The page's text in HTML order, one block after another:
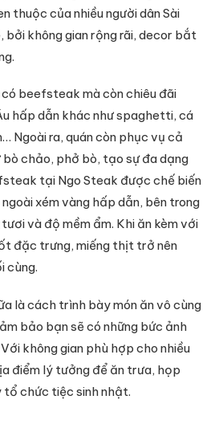
thuộc của nhiều người dân Sài
bởi không gian rộng rãi, decor bắt
beefsteak mà còn chiêu đãi
hấp dẫn khác như spaghetti, cá
Ngoài ra, quán còn phục vụ cả
bò chảo, phở bò, tạo sự đa dạng
tại Ngo Steak được chế biến
xém vàng hấp dẫn, bên trong
và độ mềm ẩm. Khi ăn kèm với
đặc trưng, miếng thịt trở nên
cùng.
là cách trình bày món ăn vô cùng
bảo bạn sẽ có những bức ảnh
không gian phù hợp cho nhiều
điểm lý tưởng để ăn trưa, họp
tổ chức tiệc sinh nhật.